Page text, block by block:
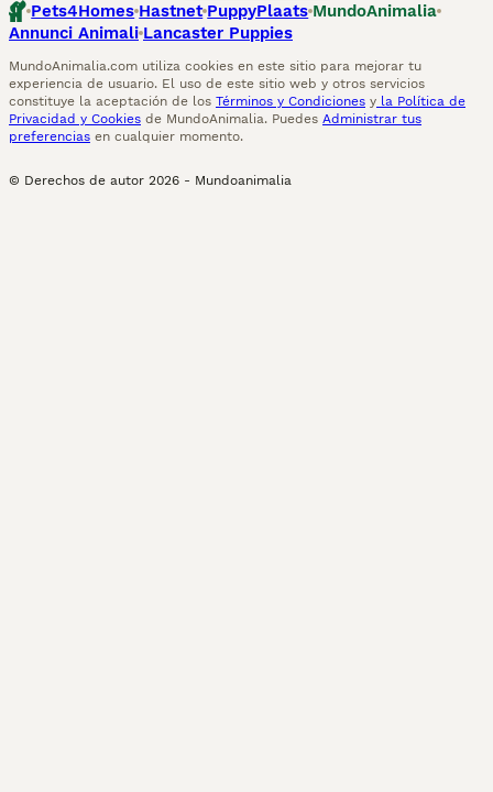
Pets4Homes Hastnet PuppyPlaats MundoAnimalia
Annunci Animali Lancaster Puppies
MundoAnimalia.com utiliza cookies en este sitio para mejorar tu
experiencia de usuario. El uso de este sitio web y otros servicios
constituye la aceptación de los Términos y Condiciones y la Política de
Privacidad y Cookies de MundoAnimalia. Puedes Administrar tus
preferencias en cualquier momento.
© Derechos de autor 2026 - Mundoanimalia